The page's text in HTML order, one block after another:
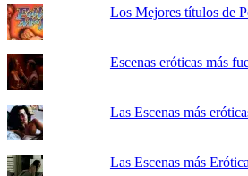
Los Mejores títulos de
Escenas eróticas más
Las Escenas más
Las Escenas más